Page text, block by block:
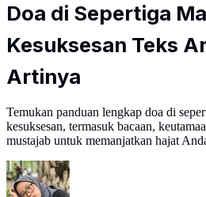
Doa di Sepertiga
Kesuksesan Teks
Artinya
Temukan panduan lengkap doa di
kesuksesan, termasuk bacaan,
mustajab untuk memanjatkan hajat